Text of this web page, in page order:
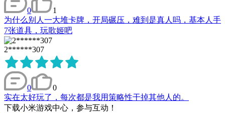
0
1
为什么别人一大堆卡牌，开局碾压，难到是真人吗，基本人手
7张道具，玩歌姬吧
2******307
0
0
实在太好玩了，每次都是我用策略性干掉其他人的。
下载小米游戏中心，参与互动！